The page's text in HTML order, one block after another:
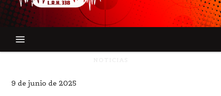
9 de junio de 2025